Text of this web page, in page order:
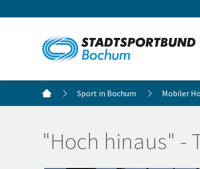
Sport in Bochum Mobiler
"Hoch hinaus" -